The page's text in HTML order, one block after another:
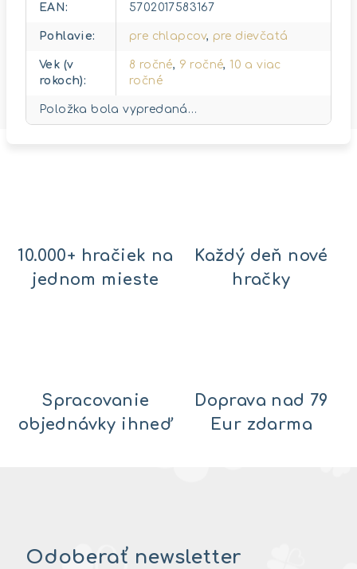
EAN: 5702017583167
Pohlavie: pre chlapcov, pre dievčatá
Vek (v
rokoch):
8 ročné, 9 ročné,10 a viac
ročné
Položka bola vypredaná…
10.000+ hračiek na
jednom mieste
Každý deň nové
hračky
Spracovanie
objednávky ihneď
Doprava nad 79
Eur zdarma
Odoberať newsletter